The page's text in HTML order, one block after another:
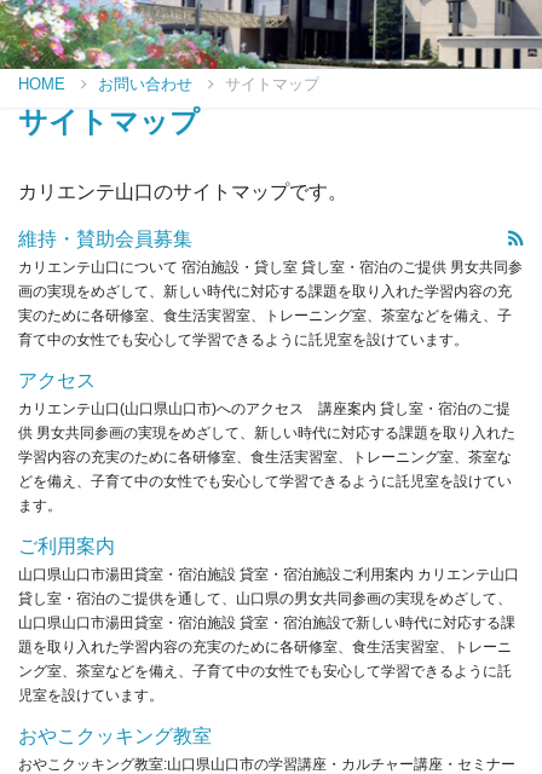
HOME お問い合わせ サイトマップ
サイトマップ
カリエンテ山口のサイトマップです。
維持・賛助会員募集
カリエンテ山口について 宿泊施設・貸し室 貸し室・宿泊のご提供 男女共同参
画の実現をめざして、新しい時代に対応する課題を取り入れた学習内容の充
実のために各研修室、食生活実習室、トレーニング室、茶室などを備え、子
育て中の女性でも安心して学習できるように託児室を設けています。
アクセス
カリエンテ山口(山口県山口市)へのアクセス 講座案内 貸し室・宿泊のご提
供 男女共同参画の実現をめざして、新しい時代に対応する課題を取り入れた
学習内容の充実のために各研修室、食生活実習室、トレーニング室、茶室な
どを備え、子育て中の女性でも安心して学習できるように託児室を設けてい
ます。
ご利用案内
山口県山口市湯田貸室・宿泊施設 貸室・宿泊施設ご利用案内 カリエンテ山口
貸し室・宿泊のご提供を通して、山口県の男女共同参画の実現をめざして、
山口県山口市湯田貸室・宿泊施設 貸室・宿泊施設で新しい時代に対応する課
題を取り入れた学習内容の充実のために各研修室、食生活実習室、トレーニ
ング室、茶室などを備え、子育て中の女性でも安心して学習できるように託
児室を設けています。
おやこクッキング教室
おやこクッキング教室:山口県山口市の学習講座・カルチャー講座・セミナー